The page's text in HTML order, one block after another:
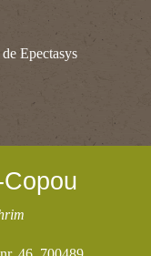
Epectasys